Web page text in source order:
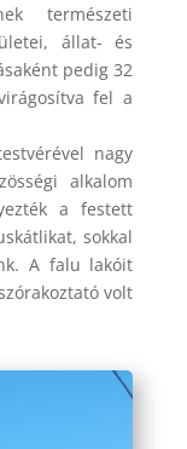
természeti
állat- és
pedig 32
fel a
nagy
alkalom
a festett
sokkal
A falu lakóit
volt